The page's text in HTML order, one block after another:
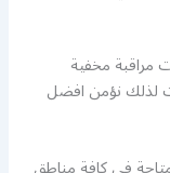
مخفية
لذلك نؤمن افضل